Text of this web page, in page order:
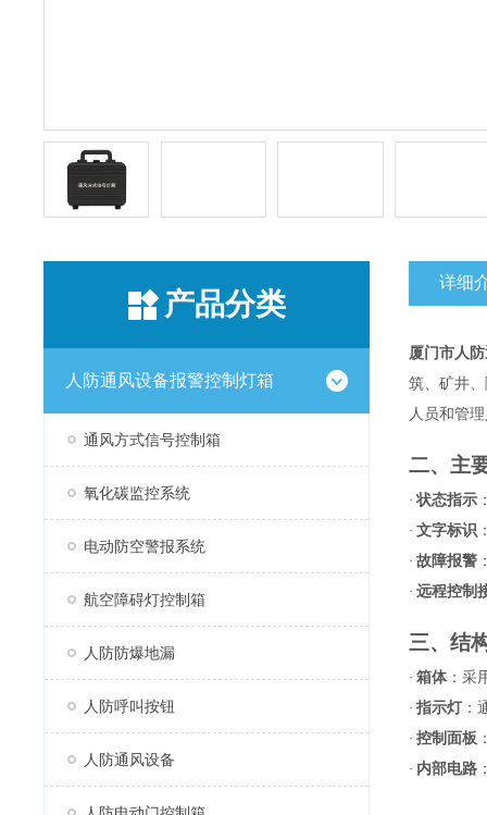
产品分类
人防通风设备报警控制灯箱
通风方式信号控制箱
氧化碳监控系统
电动防空警报系统
航空障碍灯控制箱
人防防爆地漏
人防呼叫按钮
人防通风设备
详细
厦门市人
筑、矿井
人员和管
二、主
·状态指示
· 文字标识
· 故障报警
· 远程控制
三、结
· 箱体：采
· 指示灯：
· 控制面板
· 内部电路